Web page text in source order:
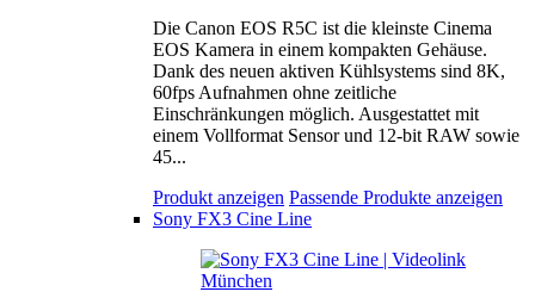
Die Canon EOS R5C ist die kleinste Cinema
EOS Kamera in einem kompakten Gehäuse.
Dank des neuen aktiven Kühlsystems sind 8K,
60fps Aufnahmen ohne zeitliche
Einschränkungen möglich. Ausgestattet mit
einem Vollformat Sensor und 12-bit RAW sowie
45...
Produkt anzeigen Passende Produkte anzeigen
Sony FX3 Cine Line